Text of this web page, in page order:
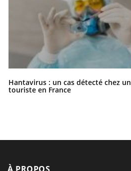
Hantavirus : un cas détecté chez un
touriste en France